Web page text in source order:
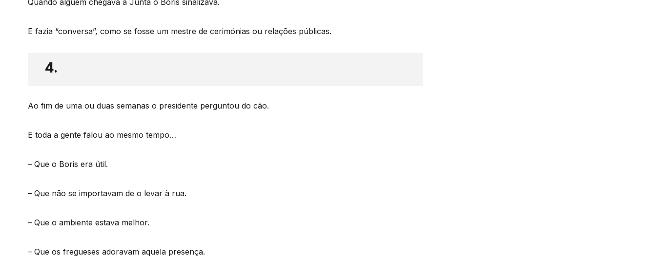
E fazia “conversa”, como se fosse um mestre de cerimónias ou relações públicas.
4.
Ao fim de uma ou duas semanas o presidente perguntou do cão.
E toda a gente falou ao mesmo tempo…
– Que o Boris era útil.
– Que não se importavam de o levar à rua.
– Que o ambiente estava melhor.
– Que os fregueses adoravam aquela presença.